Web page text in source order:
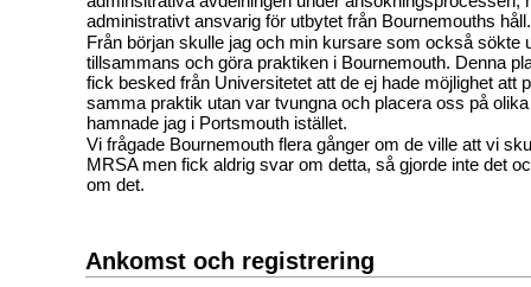
administrativt ansvarig för utbytet från Bournemouths håll.
Från början skulle jag och min kursare som också sökte
tillsammans och göra praktiken i Bournemouth. Denna
fick besked från Universitetet att de ej hade möjlighet att
samma praktik utan var tvungna och placera oss på
hamnade jag i Portsmouth istället.
Vi frågade Bournemouth flera gånger om de ville att vi
MRSA men fick aldrig svar om detta, så gjorde inte det
om det.
Ankomst och registrering